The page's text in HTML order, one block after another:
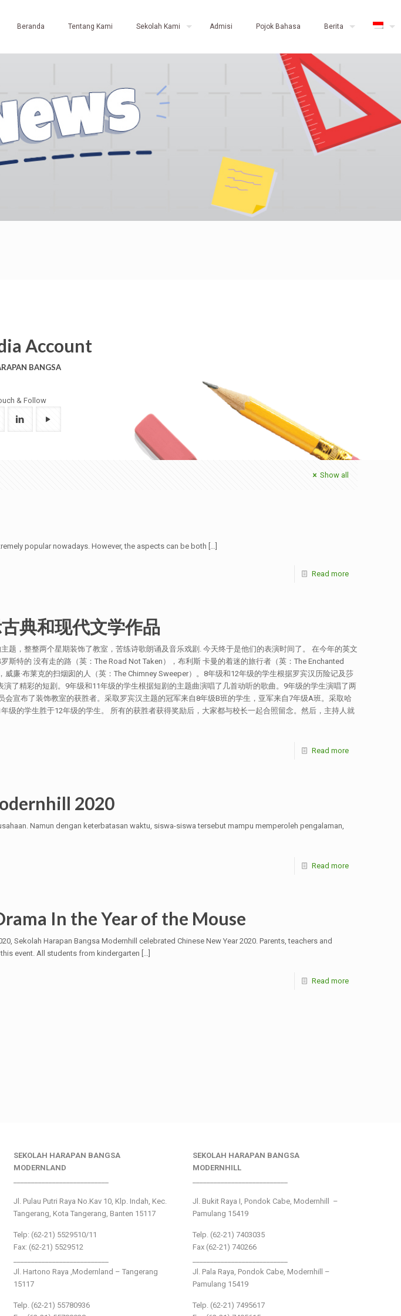
Beranda Tentang Kami Sekolah Kami Admisi Pojok Bahasa Berita
Account
BANGSA
& Follow
Show all
popular nowadays. However, the aspects can be both […]
Read more
典和现代文学作品
，整整两个星期装饰了教室，苦练诗歌朗诵及音乐戏剧. 今天终于是他们的表演时间了。 在今年的英文
特的 没有走的路（英：The Road Not Taken），布利斯 卡曼的着迷的旅行者（英：The Enchanted
廉·布莱克的扫烟囱的人（英：The Chimney Sweeper）。8年级和12年级的学生根据罗宾汉历险记及莎
了精彩的短剧。9年级和11年级的学生根据短剧的主题曲演唱了几首动听的歌曲。9年级的学生演唱了两
宣布了装饰教室的获胜者。采取罗宾汉主题的冠军来自8年级B班的学生，亚军来自7年级A班。采取哈
的学生胜于12年级的学生。 所有的获胜者获得奖励后，大家都与校长一起合照留念。然后，主持人就
Read more
2020
Namun dengan keterbatasan waktu, siswa-siswa tersebut mampu memperoleh pengalaman,
Read more
In the Year of the Mouse
Sekolah Harapan Bangsa Modernhill celebrated Chinese New Year 2020. Parents, teachers and
event. All students from kindergarten […]
Read more
SEKOLAH HARAPAN BANGSA
MODERNLAND
Jl. Pulau Putri Raya No.Kav 10, Klp. Indah, Kec.
Tangerang, Kota Tangerang, Banten 15117
Telp: (62-21) 5529510/11
Fax: (62-21) 5529512
Jl. Hartono Raya ,Modernland – Tangerang
15117
Telp. (62-21) 55780936
SEKOLAH HARAPAN BANGSA
MODERNHILL
Jl. Bukit Raya I, Pondok Cabe, Modernhill –
Pamulang 15419
Telp. (62-21) 7403035
Fax (62-21) 740266
Jl. Pala Raya, Pondok Cabe, Modernhill –
Pamulang 15419
Telp. (62-21) 7495617